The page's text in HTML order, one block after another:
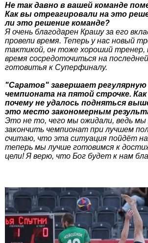
Не так давно в вашей команде
Как вы отреагировали на это
ли это решение команде?
Я очень благодарен Крашу за его
провели время. Теперь у нас новый
тактикой, он тоже хороший тренер,
время сосредоточиться на
готовитья к Суперфиналу.
"Саратов" завершает регулярную
чемпионата на пятой строчке.
почему не удалось подняться
это место закономерным
Это не то, чего мы ожидали, ведь мы
закончить чемпионат при лучшем
считаю, что эта ситуация пойдёт
теперь мы лучше готовимся к
цели! Я верю, что Бог будет к нам